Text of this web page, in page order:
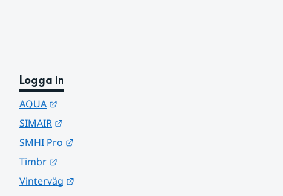
Logga in
AQUA
SIMAIR
SMHI Pro
Timbr
Vinterväg